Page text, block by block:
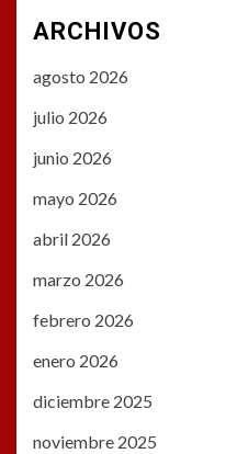
ARCHIVOS
agosto 2026
julio 2026
junio 2026
mayo 2026
abril 2026
marzo 2026
febrero 2026
enero 2026
diciembre 2025
noviembre 2025